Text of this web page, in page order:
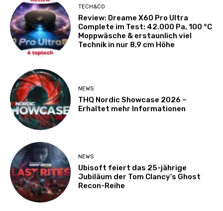
TECH&CO
Review: Dreame X60 Pro Ultra
Complete im Test: 42.000 Pa, 100 °C
Moppwäsche & erstaunlich viel
Technik in nur 8,9 cm Höhe
NEWS
THQ Nordic Showcase 2026 –
Erhaltet mehr Informationen
NEWS
Ubisoft feiert das 25-jährige
Jubiläum der Tom Clancy’s Ghost
Recon-Reihe